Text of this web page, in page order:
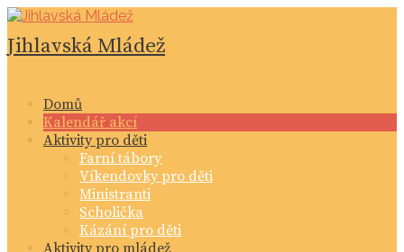
Skip
content
Jihlavská Mládež
Domů
Kalendář akcí
Aktivity pro děti
Farní tábory
Víkendovky pro děti
Ministranti
Scholička
Kázání pro děti
Aktivity pro mládež